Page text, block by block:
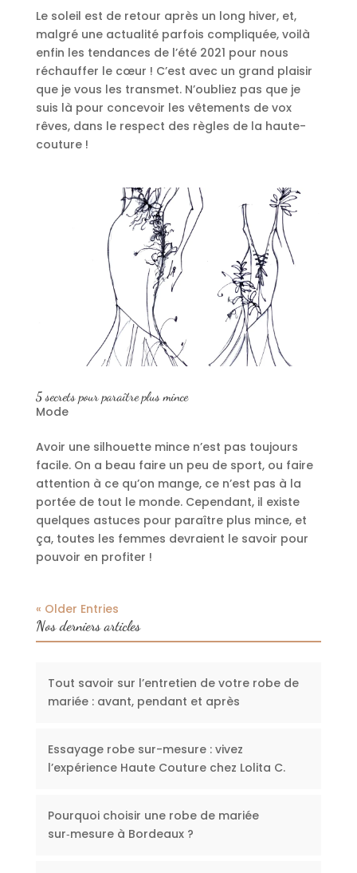
Le soleil est de retour après un long hiver, et,
malgré une actualité parfois compliquée, voilà
enfin les tendances de l’été 2021 pour nous
réchauffer le cœur ! C’est avec un grand plaisir
que je vous les transmet. N’oubliez pas que je
suis là pour concevoir les vêtements de vox
rêves, dans le respect des règles de la haute-
couture !
5 secrets pour paraître plus mince
Mode
Avoir une silhouette mince n’est pas toujours
facile. On a beau faire un peu de sport, ou faire
attention à ce qu’on mange, ce n’est pas à la
portée de tout le monde. Cependant, il existe
quelques astuces pour paraître plus mince, et
ça, toutes les femmes devraient le savoir pour
pouvoir en profiter !
« Older Entries
Nos derniers articles
Tout savoir sur l’entretien de votre robe de
mariée : avant, pendant et après
Essayage robe sur-mesure : vivez
l’expérience Haute Couture chez Lolita C.
Pourquoi choisir une robe de mariée
sur‑mesure à Bordeaux ?